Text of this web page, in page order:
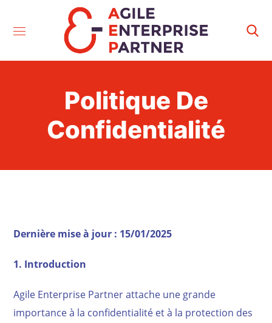
Politique De
Confidentialité
Dernière mise à jour : 15/01/2025
1. Introduction
Agile Enterprise Partner attache une grande
importance à la confidentialité et à la protection des